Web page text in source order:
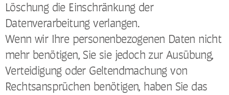
Löschung die Einschränkung der
Datenverarbeitung verlangen.
Wenn wir Ihre personenbezogenen Daten nicht
mehr benötigen, Sie sie jedoch zur Ausübung,
Verteidigung oder Geltendmachung von
Rechtsansprüchen benötigen, haben Sie das